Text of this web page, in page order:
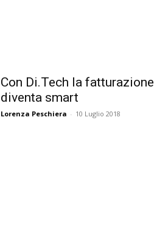
Con Di.Tech la fatturazione
diventa smart
Lorenza Peschiera - 10 Luglio 2018